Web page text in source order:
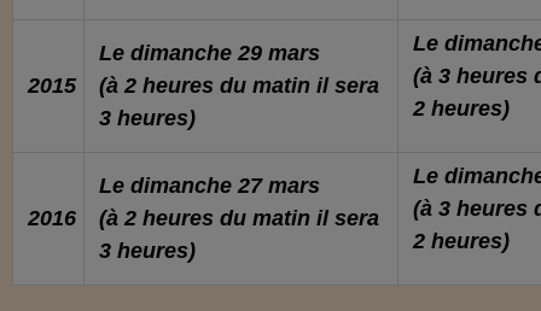
2015
Le dimanche 29 mars
(à 2 heures du matin il sera
3 heures)
Le
(à 3 heures
2 heures)
2016
Le dimanche 27 mars
(à 2 heures du matin il sera
3 heures)
Le
(à 3 heures
2 heures)